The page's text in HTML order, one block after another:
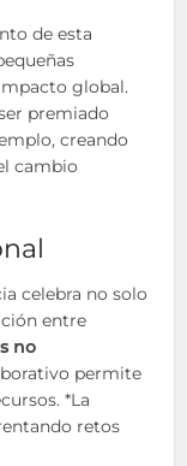
de esta
global.
premiado
creando
cambio
celebra no solo
entre
no
permite
*La
retos